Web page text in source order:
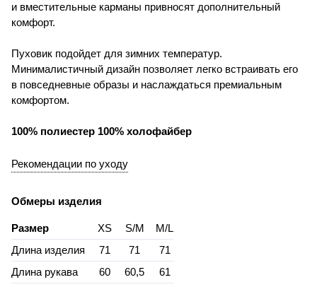
и вместительные карманы привносят дополнительный
комфорт.
Пуховик подойдет для зимних температур.
Минималистичный дизайн позволяет легко встраивать его
в повседневные образы и наслаждаться премиальным
комфортом.
100% полиестер 100% холофайбер
Рекомендации по уходу
Обмеры изделия
Размер XS S/M
M/L
Длина изделия
71 71
71
Длина рукава
60 60,5
61